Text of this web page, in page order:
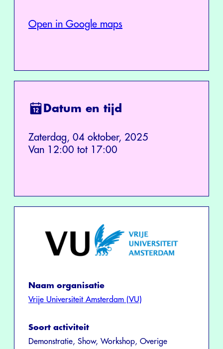
Open in Google maps
Datum en tijd
Zaterdag, 04 oktober, 2025
Van 12:00 tot 17:00
Naam organisatie
Vrije Universiteit Amsterdam (VU)
Soort activiteit
Demonstratie, Show, Workshop, Overige